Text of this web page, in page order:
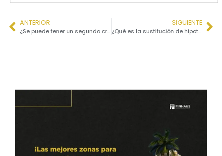
ANTERIOR
¿Se puede tener un segundo crédito sobre el mismo inmueble? Todo lo que debes saber en México
SIGUIENTE
¿Qué es la sustitución de hipoteca y cuándo conviene hacerlo? Guía completa en México